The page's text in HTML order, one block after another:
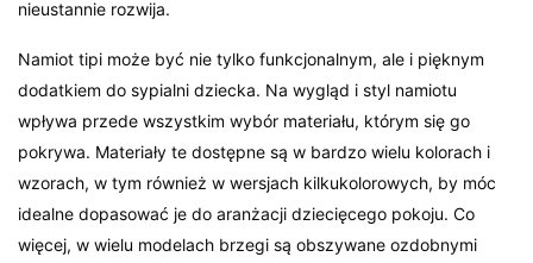
nieustannie rozwija.
Namiot tipi może być nie tylko funkcjonalnym, ale i pięknym
dodatkiem do sypialni dziecka. Na wygląd i styl namiotu
wpływa przede wszystkim wybór materiału, którym się go
pokrywa. Materiały te dostępne są w bardzo wielu kolorach i
wzorach, w tym również w wersjach kilkukolorowych, by móc
idealne dopasować je do aranżacji dziecięcego pokoju. Co
więcej, w wielu modelach brzegi są obszywane ozdobnymi